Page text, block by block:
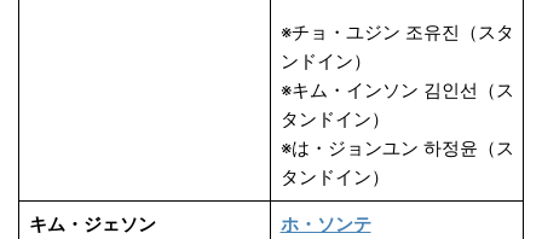
※チョ・ユジン 조유진（スタ
ンドイン）
※キム・インソン 김인선（ス
タンドイン）
※は・ジョンユン 하정윤（ス
タンドイン）
キム・ジェソン
ホ・ソンテ